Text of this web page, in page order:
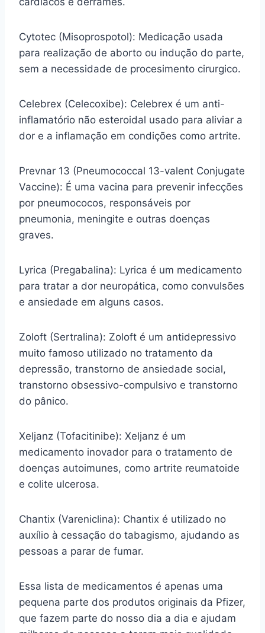
Cytotec (Misoprospotol): Medicação usada
para realização de aborto ou indução do parte,
sem a necessidade de procesimento cirurgico.
Celebrex (Celecoxibe): Celebrex é um anti-
inflamatório não esteroidal usado para aliviar a
dor e a inflamação em condições como artrite.
Prevnar 13 (Pneumococcal 13-valent Conjugate
Vaccine): É uma vacina para prevenir infecções
por pneumococos, responsáveis por
pneumonia, meningite e outras doenças
graves.
Lyrica (Pregabalina): Lyrica é um medicamento
para tratar a dor neuropática, como convulsões
e ansiedade em alguns casos.
Zoloft (Sertralina): Zoloft é um antidepressivo
muito famoso utilizado no tratamento da
depressão, transtorno de ansiedade social,
transtorno obsessivo-compulsivo e transtorno
do pânico.
Xeljanz (Tofacitinibe): Xeljanz é um
medicamento inovador para o tratamento de
doenças autoimunes, como artrite reumatoide
e colite ulcerosa.
Chantix (Vareniclina): Chantix é utilizado no
auxílio à cessação do tabagismo, ajudando as
pessoas a parar de fumar.
Essa lista de medicamentos é apenas uma
pequena parte dos produtos originais da Pfizer,
que fazem parte do nosso dia a dia e ajudam